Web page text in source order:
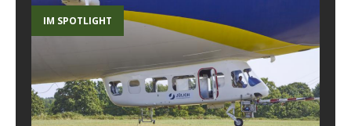
IM SPOTLIGHT